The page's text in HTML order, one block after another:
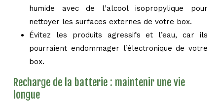
humide avec de l’alcool isopropylique pour
nettoyer les surfaces externes de votre box.
Évitez les produits agressifs et l’eau, car ils
pourraient endommager l’électronique de votre
box.
Recharge de la batterie : maintenir une vie
longue